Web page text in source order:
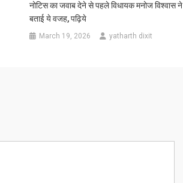
नोटिस का जवाब देने से पहले विधायक मनोज विश्वास ने
बताई ये वजह, पढ़िये
March 19, 2026 yatharth dixit